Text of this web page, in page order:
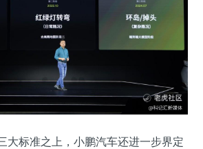
大标准之上，小鹏汽车还进一步界定